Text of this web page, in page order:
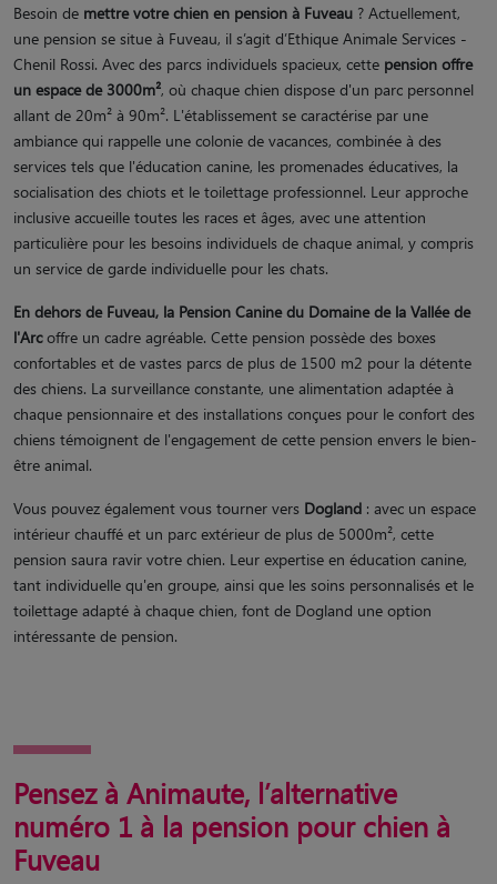
Besoin de mettre votre chien en pension à Fuveau ? Actuellement,
une pension se situe à Fuveau, il s’agit d’Ethique Animale Services -
Chenil Rossi. Avec des parcs individuels spacieux, cette pension offre
un espace de 3000m², où chaque chien dispose d'un parc personnel
allant de 20m² à 90m². L'établissement se caractérise par une
ambiance qui rappelle une colonie de vacances, combinée à des
services tels que l'éducation canine, les promenades éducatives, la
socialisation des chiots et le toilettage professionnel. Leur approche
inclusive accueille toutes les races et âges, avec une attention
particulière pour les besoins individuels de chaque animal, y compris
un service de garde individuelle pour les chats.
En dehors de Fuveau, la Pension Canine du Domaine de la Vallée de
l'Arcoffre un cadre agréable. Cette pension possède des boxes
confortables et de vastes parcs de plus de 1500 m2 pour la détente
des chiens. La surveillance constante, une alimentation adaptée à
chaque pensionnaire et des installations conçues pour le confort des
chiens témoignent de l'engagement de cette pension envers le bien-
être animal.
Vous pouvez également vous tourner vers Dogland : avec un espace
intérieur chauffé et un parc extérieur de plus de 5000m², cette
pension saura ravir votre chien. Leur expertise en éducation canine,
tant individuelle qu'en groupe, ainsi que les soins personnalisés et le
toilettage adapté à chaque chien, font de Dogland une option
intéressante de pension.
Pensez à Animaute, l’alternative
numéro 1 à la pension pour chien à
Fuveau